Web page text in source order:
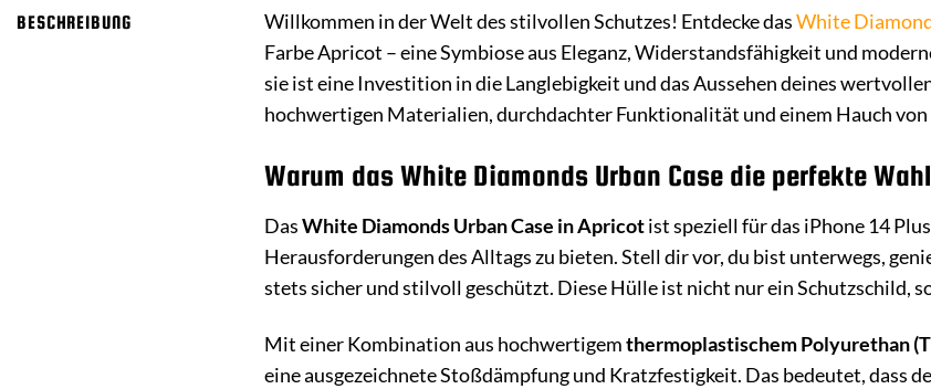
BESCHREIBUNG Willkommen in der Welt des stilvollen Schutzes! Entdecke dasWhite
Farbe Apricot – eine Symbiose aus Eleganz, Widerstandsfähigkeit und
sie ist eine Investition in die Langlebigkeit und das Aussehen deines
hochwertigen Materialien, durchdachter Funktionalität und einem Hauch von
Warum das White Diamonds Urban Case die perfekte
DasWhite Diamonds Urban Case in Apricotist speziell für das iPhone 14
Herausforderungen des Alltags zu bieten. Stell dir vor, du bist unterwegs,
stets sicher und stilvoll geschützt. Diese Hülle ist nicht nur ein Schutzschild,
Mit einer Kombination aus hochwertigemthermoplastischem Polyurethan
eine ausgezeichnete Stoßdämpfung und Kratzfestigkeit. Das bedeutet, dass